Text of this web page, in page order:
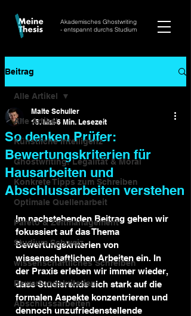
Akademisches Ghostwriting
- entspannt durchs Studium
Beitrag
Alle Artikel
Künstliche Intelligenz
Ghostwriting: Legalität & Moral
Konkrete Tipps zum Schreiben
Optimale Quellenarbeit
Pareto & Zeitmanagement
Studium Schweiz
wissenschaftliches Schreiben
Bewertungskriterien
Abschlussarbeiten
Alle Artikel
So denken Prüfer:
Bewertungskriterien für
Hausarbeiten und
Abschlussarbeiten verstehen
Malte Schuller
15. Mai 6 Min. Lesezeit
Im nachstehenden Beitrag gehen wir
fokussiert auf das Thema
Bewertungskriterien von
wissenschaftlichen Arbeiten ein. In
der Praxis erleben wir immer wieder,
dass Studierende sich stark auf die
formalen Aspekte konzentrieren und
dennoch unzufriedenstellende